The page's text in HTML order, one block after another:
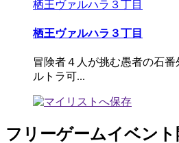
栖王ヴァルハラ３丁目
栖王ヴァルハラ３丁目
冒険者４人が挑む愚者の石
ルトラ可...
フリーゲームイベント